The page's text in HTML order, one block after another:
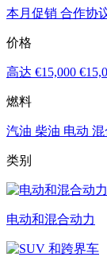
本月促销 合作协
价格
高达 €15,000
燃料
汽油 柴油 电动 混
类别
电动和混合动力